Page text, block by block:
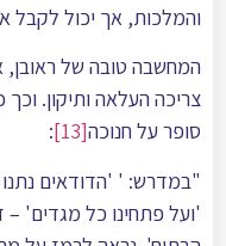
והמלכות, אך יכול לקבל
המחשבה טובה של ראובן,
צריכה העלאה ותיקון.
סופר על חנוכה[13]
:
"במדרש: ' 'הדודאים נתנו
'ועל פתחינו כל מגדים' –